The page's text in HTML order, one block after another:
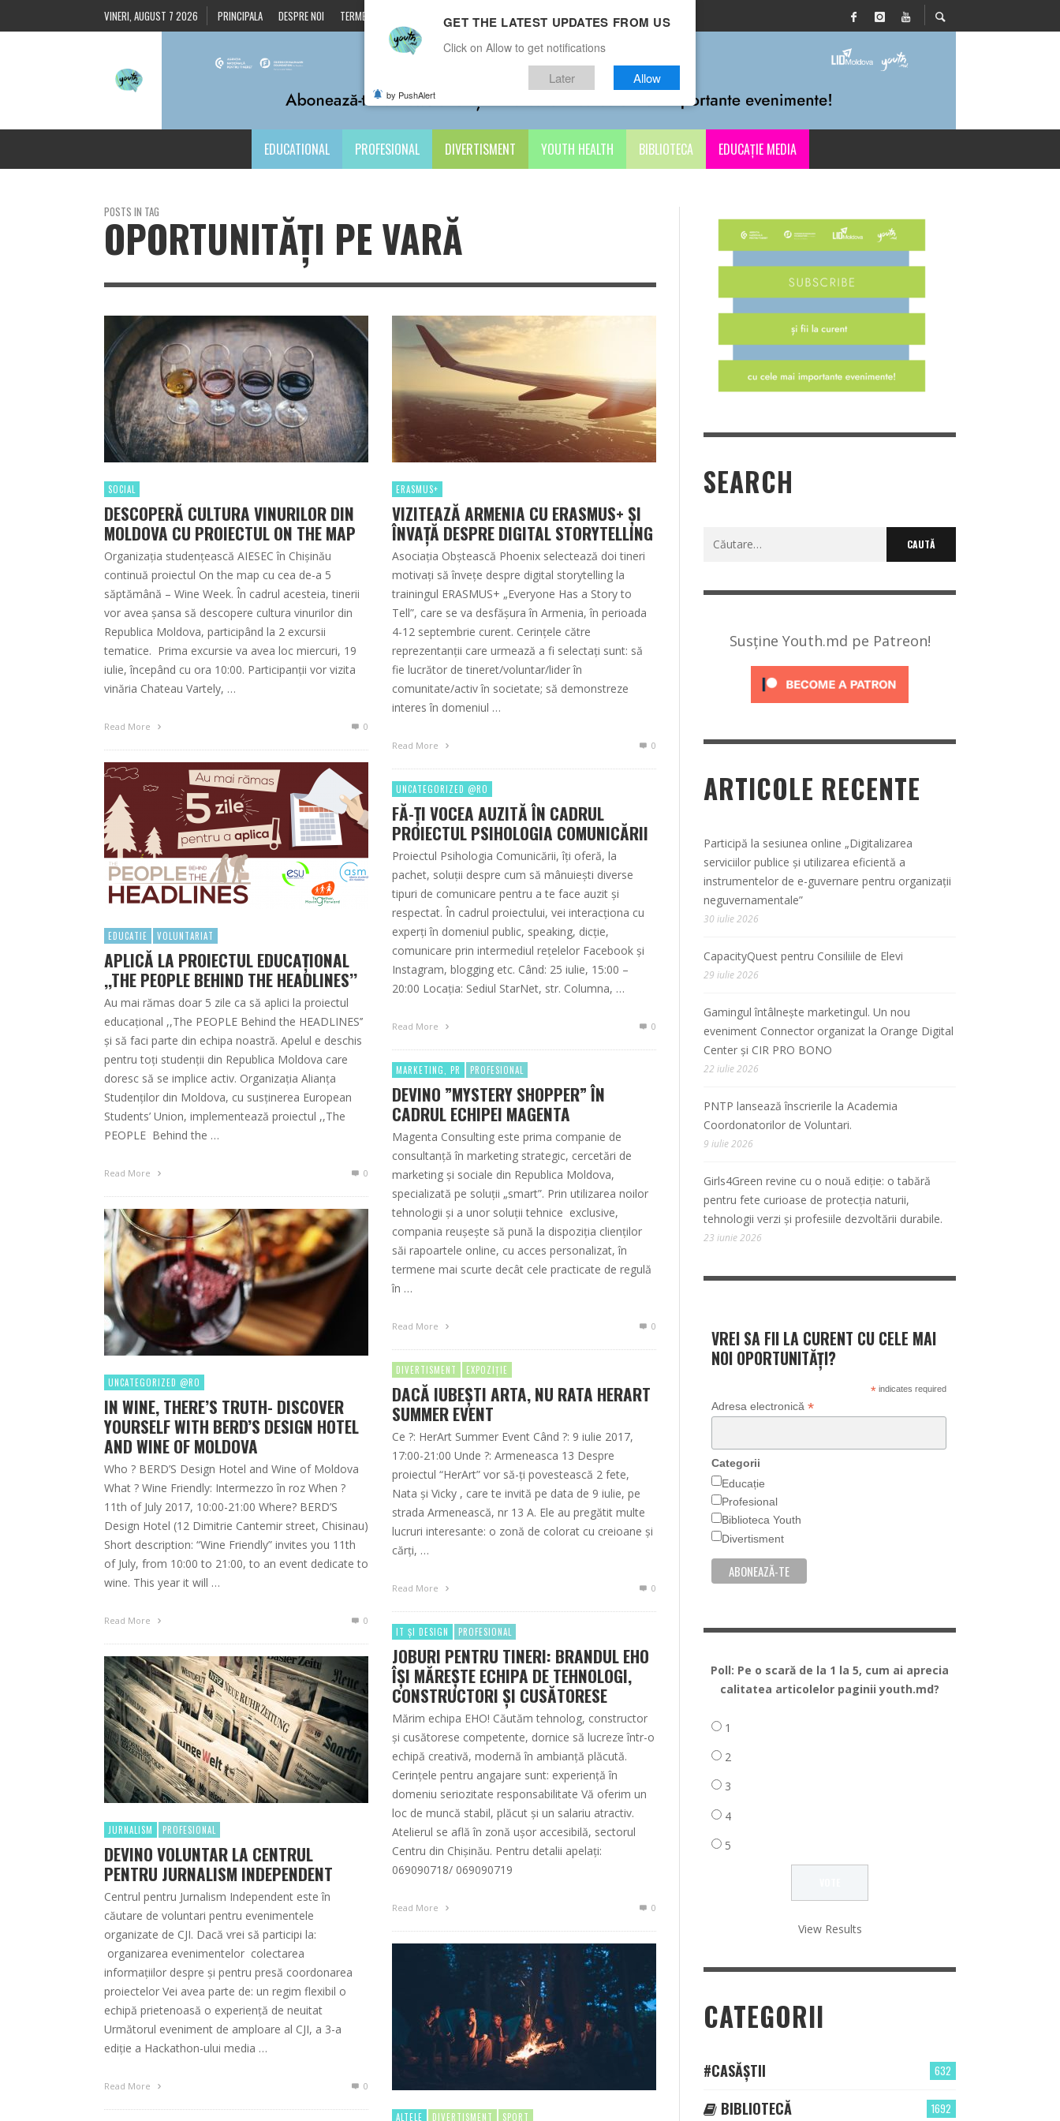
VINERI, AUGUST 7 2026 PRINCIPALA DESPRE NOI TERMENI ȘI CONDIȚII CONTACTE
EDUCATIONAL PROFESIONAL DIVERTISMENT YOUTH HEALTH BIBLIOTECA EDUCAȚIE MEDIA
POSTS IN TAG
OPORTUNITĂȚI PE VARĂ
SOCIAL
DESCOPERĂ CULTURA VINURILOR DIN
MOLDOVA CU PROIECTUL ON THE MAP
Organizația studențească AIESEC în Chișinău
continuă proiectul On the map cu cea de-a 5
săptămână – Wine Week. În cadrul acesteia, tinerii
vor avea șansa să descopere cultura vinurilor din
Republica Moldova, participând la 2 excursii
tematice. Prima excursie va avea loc miercuri, 19
iulie, începând cu ora 10:00. Participanții vor vizita
vinăria Chateau Vartely, …
Read More 0
ERASMUS+
VIZITEAZĂ ARMENIA CU ERASMUS+ ŞI
ÎNVAŢĂ DESPRE DIGITAL STORYTELLING
Asociația Obștească Phoenix selectează doi tineri
motivați să învețe despre digital storytelling la
trainingul ERASMUS+ „Everyone Has a Story to
Tell”, care se va desfășura în Armenia, în perioada
4-12 septembrie curent. Cerințele către
reprezentanții care urmează a fi selectați sunt: să
fie lucrător de tineret/voluntar/lider în
comunitate/activ în societate; să demonstreze
interes în domeniul …
Read More 0
EDUCATIE VOLUNTARIAT
APLICĂ LA PROIECTUL EDUCAȚIONAL
,,THE PEOPLE BEHIND THE HEADLINES’’
Au mai rămas doar 5 zile ca să aplici la proiectul
educațional ,,The PEOPLE Behind the HEADLINES’’
și să faci parte din echipa noastră. Apelul e deschis
pentru toți studenții din Republica Moldova care
doresc să se implice activ. Organizația Alianța
Studenților din Moldova, cu susținerea European
Students’ Union, implementează proiectul ,,The
PEOPLE Behind the …
Read More 0
UNCATEGORIZED @RO
FĂ-ŢI VOCEA AUZITĂ ÎN CADRUL
PROIECTUL PSIHOLOGIA COMUNICĂRII
Proiectul Psihologia Comunicării, îți oferă, la
pachet, soluții despre cum să mânuiești diverse
tipuri de comunicare pentru a te face auzit și
respectat. În cadrul proiectului, vei interacționa cu
experți în domeniul public, speaking, dicție,
comunicare prin intermediul rețelelor Facebook și
Instagram, blogging etc. Când: 25 iulie, 15:00 –
20:00 Locația: Sediul StarNet, str. Columna, …
Read More 0
MARKETING, PR PROFESIONAL
DEVINO ”MYSTERY SHOPPER” ÎN
CADRUL ECHIPEI MAGENTA
Magenta Consulting este prima companie de
consultanță în marketing strategic, cercetări de
marketing și sociale din Republica Moldova,
specializată pe soluții „smart”. Prin utilizarea noilor
tehnologii și a unor soluții tehnice exclusive,
compania reușește să pună la dispoziția clienților
săi rapoartele online, cu acces personalizat, în
termene mai scurte decât cele practicate de regulă
în …
Read More 0
UNCATEGORIZED @RO
IN WINE, THERE’S TRUTH- DISCOVER
YOURSELF WITH BERD’S DESIGN HOTEL
AND WINE OF MOLDOVA
Who ? BERD’S Design Hotel and Wine of Moldova
What ? Wine Friendly: Intermezzo în roz When ?
11th of July 2017, 10:00-21:00 Where? BERD’S
Design Hotel (12 Dimitrie Cantemir street, Chisinau)
Short description: “Wine Friendly” invites you 11th
of July, from 10:00 to 21:00, to an event dedicate to
wine. This year it will …
Read More 0
DIVERTISMENT EXPOZIȚIE
DACĂ IUBEŞTI ARTA, NU RATA HERART
SUMMER EVENT
Ce ?: HerArt Summer Event Când ?: 9 iulie 2017,
17:00-21:00 Unde ?: Armeneasca 13 Despre
proiectul “HerArt” vor să-ți povestească 2 fete,
Nata și Vicky , care te invită pe data de 9 iulie, pe
strada Armenească, nr 13 A. Ele au pregătit multe
lucruri interesante: o zonă de colorat cu creioane și
cărți, …
Read More 0
IT ȘI DESIGN PROFESIONAL
JOBURI PENTRU TINERI: BRANDUL EHO
ÎȘI MĂREȘTE ECHIPA DE TEHNOLOGI,
CONSTRUCTORI ȘI CUSĂTORESE
Mărim echipa EHO! Căutăm tehnolog, constructor
și cusătorese competente, dornice să lucreze într-o
echipă creativă, modernă în ambianță plăcută.
Cerințele pentru angajare sunt: experiență în
domeniu seriozitate responsabilitate Vă oferim un
loc de muncă stabil, plăcut și un salariu atractiv.
Atelierul se află în zonă ușor accesibilă, sectorul
Centru din Chișinău. Pentru detalii apelați:
069090718/ 069090719
Read More 0
JURNALISM PROFESIONAL
DEVINO VOLUNTAR LA CENTRUL
PENTRU JURNALISM INDEPENDENT
Centrul pentru Jurnalism Independent este în
căutare de voluntari pentru evenimentele
organizate de CJI. Dacă vrei să participi la:
organizarea evenimentelor colectarea
informațiilor despre și pentru presă coordonarea
proiectelor Vei avea parte de: un regim flexibil o
echipă prietenoasă o experiență de neuitat
Următorul eveniment de amploare al CJI, a 3-a
ediție a Hackathon-ului media …
Read More 0
ALTELE DIVERTISMENT SPORT
SEARCH
Caută
Susține Youth.md pe Patreon!
ARTICOLE RECENTE
Participă la sesiunea online „Digitalizarea
serviciilor publice și utilizarea eficientă a
instrumentelor de e-guvernare pentru organizații
neguvernamentale”
30 iulie 2026
CapacityQuest pentru Consiliile de Elevi
29 iulie 2026
Gamingul întâlnește marketingul. Un nou
eveniment Connector organizat la Orange Digital
Center și CIR PRO BONO
22 iulie 2026
PNTP lansează înscrierile la Academia
Coordonatorilor de Voluntari.
9 iulie 2026
Girls4Green revine cu o nouă ediție: o tabără
pentru fete curioase de protecția naturii,
tehnologii verzi și profesiile dezvoltării durabile.
23 iunie 2026
VREI SA FII LA CURENT CU CELE MAI
NOI OPORTUNITĂȚI?
*indicates required
Adresa electronică *
Categorii
Educație
Profesional
Biblioteca Youth
Divertisment
Poll: Pe o scară de la 1 la 5, cum ai aprecia
calitatea articolelor paginii youth.md?
1
2
3
4
5
View Results
CATEGORII
632
#CASĂȘTII
1692
BIBLIOTECĂ
GET THE LATEST UPDATES FROM US
Click on Allow to get notifications
Later Allow
by PushAlert